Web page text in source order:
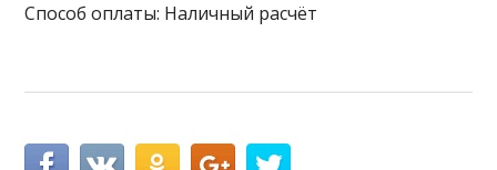
Способ оплаты: Наличный расчёт